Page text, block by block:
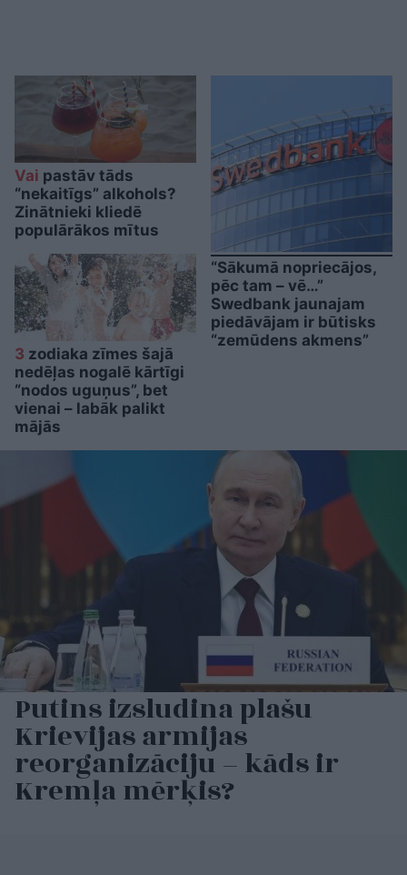
Vai pastāv tāds
“nekaitīgs” alkohols?
Zinātnieki kliedē
populārākos mītus
3 zodiaka zīmes šajā
nedēļas nogalē kārtīgi
“nodos uguņus”, bet
vienai – labāk palikt
mājās
“Sākumā nopriecājos,
pēc tam – vē…”
Swedbank jaunajam
piedāvājam ir būtisks
“zemūdens akmens”
Putins izsludina plašu
Krievijas armijas
reorganizāciju – kāds ir
Kremļa mērķis?